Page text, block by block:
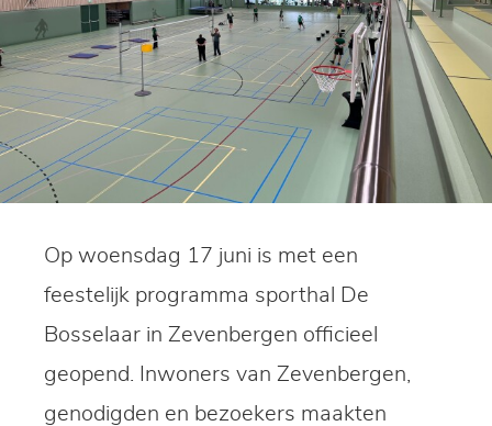
Op woensdag 17 juni is met een
feestelijk programma sporthal De
Bosselaar in Zevenbergen officieel
geopend. Inwoners van Zevenbergen,
genodigden en bezoekers maakten